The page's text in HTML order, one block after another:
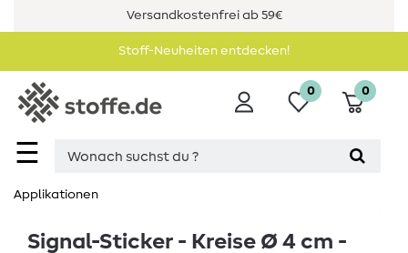
Versandkostenfrei ab 59€
Stoff-Neuheiten entdecken!
☰
0 0
Applikationen
Signal-Sticker - Kreise Ø 4 cm -